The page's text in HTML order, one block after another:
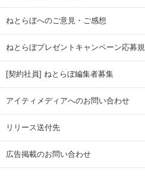
ねとらぼへのご意見・ご感想
ねとらぼプレゼントキャンペーン応募
[契約社員] ねとらぼ編集者募集
アイティメディアへのお問い合わせ
リリース送付先
広告掲載のお問い合わせ